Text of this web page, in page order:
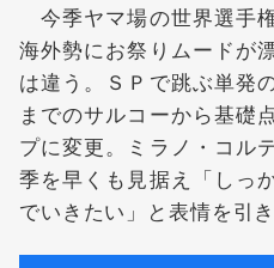
今季ヤマ場の世界選手
海外勢にお祭りムードが
は違う。ＳＰで跳ぶ単発
までのサルコーから基礎
プに変更。ミラノ・コル
季を早くも見据え「しっ
でいきたい」と表情を引き